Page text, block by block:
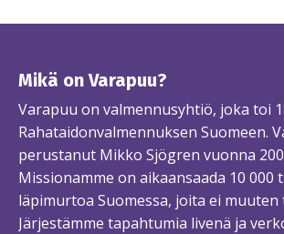
Mikä on Varapuu?
Varapuu on valmennusyhtiö, joka toi
Rahataidonvalmennuksen Suomeen.
perustanut Mikko Sjögren vuonna
Missionamme on aikaansaada 10 000
läpimurtoa Suomessa, joita ei muuten
Järjestämme tapahtumia livenä ja